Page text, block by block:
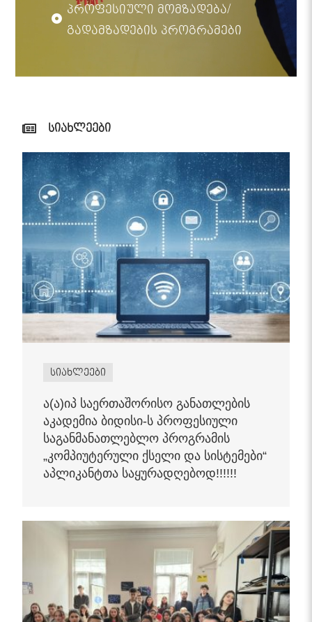
პროფესიული მომზადება/
გადამზადების პროგრამები
სიახლეები
სიახლეები
ა(ა)იპ საერთაშორისო განათლების
აკადემია ბიდისი-ს პროფესიული
საგანმანათლებლო პროგრამის
„კომპიუტერული ქსელი და სისტემები“
აპლიკანტთა საყურადღებოდ!!!!!!